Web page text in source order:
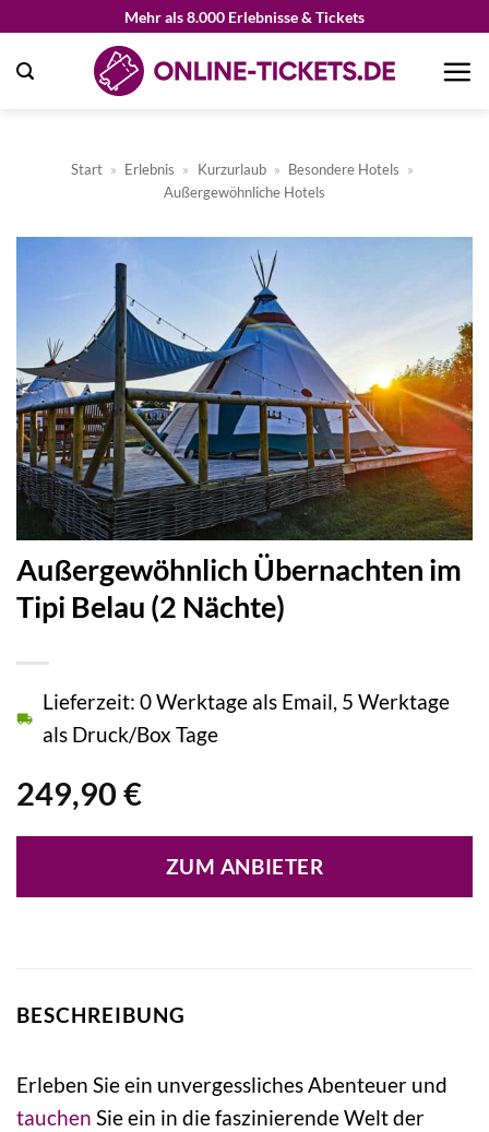
springen
Mehr als 8.000 Erlebnisse & Tickets
Start » Erlebnis » Kurzurlaub » Besondere Hotels »
Außergewöhnliche Hotels
Außergewöhnlich Übernachten im
Tipi Belau (2 Nächte)
249,90 €
Lieferzeit: 0 Werktage als Email, 5 Werktage
als Druck/Box Tage
ZUM ANBIETER
BESCHREIBUNG
Erleben Sie ein unvergessliches Abenteuer und
tauchen Sie ein in die faszinierende Welt der